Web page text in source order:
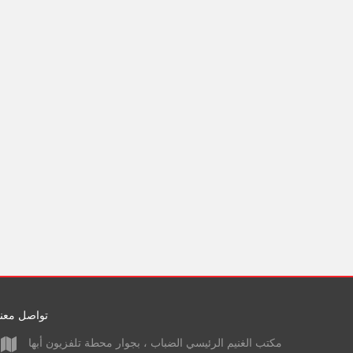
تواصل
مكتب الغنيم الرئيسي الضباب ، بجوار محطة تلفزيون أبها